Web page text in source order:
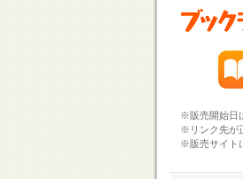
※販売開始日
※リンク先が
※販売サイト